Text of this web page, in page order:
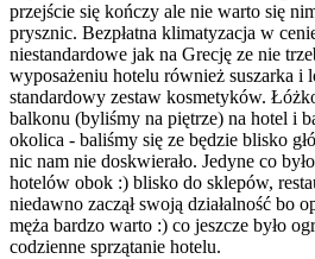
przejście się kończy ale nie warto się
prysznic. Bezpłatna klimatyzacja w
niestandardowe jak na Grecję ze nie
wyposażeniu hotelu również suszarka i
standardowy zestaw kosmetyków.
balkonu (byliśmy na piętrze) na hotel i
okolica - baliśmy się ze będzie blisko
nic nam nie doskwierało. Jedyne co
hotelów obok :) blisko do sklepów,
niedawno zaczął swoją działalność bo
męża bardzo warto :) co jeszcze było
codzienne sprzątanie hotelu.